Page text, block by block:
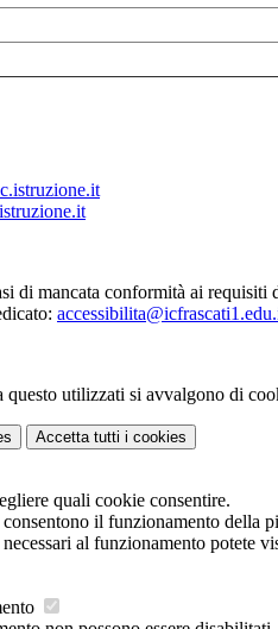
di mancata conformità ai
utilizzati si avvalgono di
Accetta tutti i cookies
quali cookie consentire.
il funzionamento della
al funzionamento potete